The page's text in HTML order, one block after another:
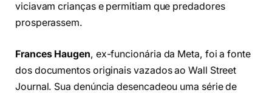
viciavam crianças e permitiam que predadores
prosperassem.
Frances Haugen, ex-funcionária da Meta, foi a fonte
dos documentos originais vazados ao Wall Street
Journal. Sua denúncia desencadeou uma série de